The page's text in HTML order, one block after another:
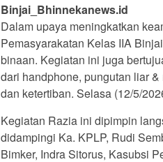
Binjai_Bhinnekanews.id
Dalam upaya meningkatkan
Pemasyarakatan Kelas IIA
binaan. Kegiatan ini juga
dari handphone, pungutan liar
dan ketertiban. Selasa (12/5/
Kegiatan Razia ini dipimpin
didampingi Ka. KPLP, Rudi
Bimker, Indra Sitorus, Kasubsi